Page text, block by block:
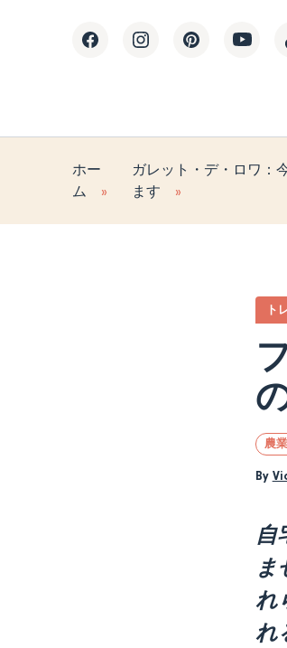
ホー
ム
ガレット・デ・ロワ：
ます
ト
農業
By
自
ま
れ
れ